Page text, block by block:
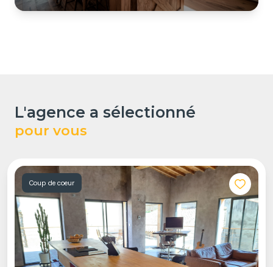
l'agence a sélectionné
pour vous
Coup de coeur